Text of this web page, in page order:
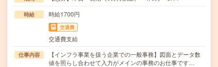
時給 時給1700円
交通費
交通費支給
仕事内容
【インフラ事業を扱う企業での一般事務】図面とデータ数
値を照らし合わせて入力がメインの事務のお仕事です…